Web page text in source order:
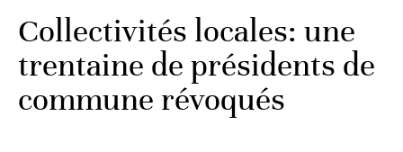
Collectivités locales: une
trentaine de présidents de
commune révoqués